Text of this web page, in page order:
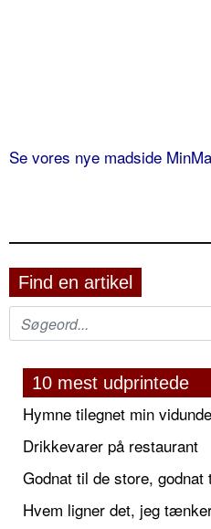
Se vores nye madside
Find en artikel
10 mest udprintede
Hymne tilegnet min
Drikkevarer på restaurant
Godnat til de store, godnat
Hvem ligner det, jeg